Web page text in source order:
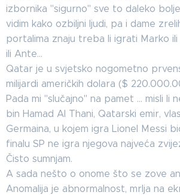
izbornika "sigurno" sve to daleko
vidim kako ozbiljni ljudi, pa i dame
portalima znaju treba li igrati Marko ili
ili Ante...
Qatar je u svjetsko nogometno
milijardi američkih dolara ($
Pada mi "slučajno" na pamet ... misli li
bin Hamad Al Thani, Qatarski emir,
Germaina, u kojem igra Lionel Messi
finalu SP ne igra njegova najveća
Čisto sumnjam.
A sada nešto o onome što se zove
Anomalija je abnormalnost, mrlja na